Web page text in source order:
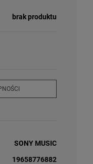
-15%
brak produktu
SONY MUSIC
19658776882